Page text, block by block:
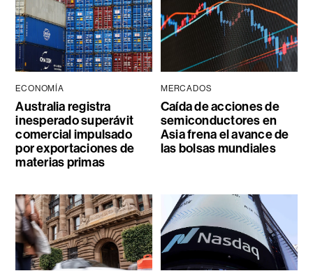
ECONOMÍA
Australia registra
inesperado superávit
comercial impulsado
por exportaciones de
materias primas
MERCADOS
Caída de acciones de
semiconductores en
Asia frena el avance de
las bolsas mundiales